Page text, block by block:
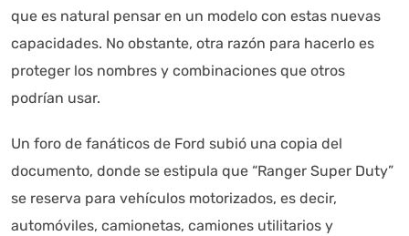
que es natural pensar en un modelo con estas nuevas
capacidades. No obstante, otra razón para hacerlo es
proteger los nombres y combinaciones que otros
podrían usar.
Un foro de fanáticos de Ford subió una copia del
documento, donde se estipula que “Ranger Super Duty”
se reserva para vehículos motorizados, es decir,
automóviles, camionetas, camiones utilitarios y